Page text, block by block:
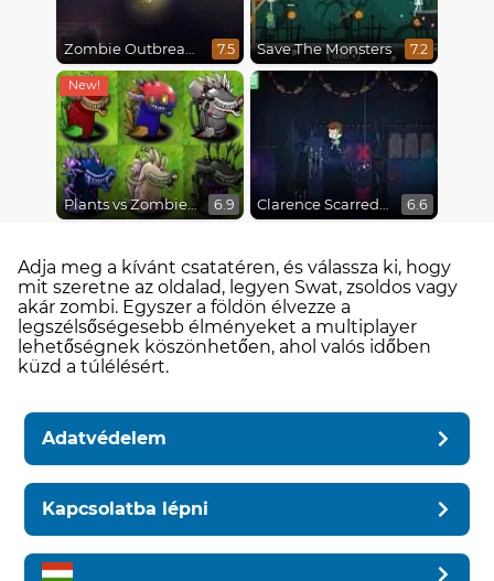
Zombie Outbreak Arena 7.5 Save The Monsters 7.2
Plants vs Zombies Fusion Mode 6.9 Clarence Scarred Silly 6.6
Adja meg a kívánt csatatéren, és válassza ki, hogy
mit szeretne az oldalad, legyen Swat, zsoldos vagy
akár zombi. Egyszer a földön élvezze a
legszélsőségesebb élményeket a multiplayer
lehetőségnek köszönhetően, ahol valós időben
küzd a túlélésért.
Adatvédelem
Kapcsolatba lépni